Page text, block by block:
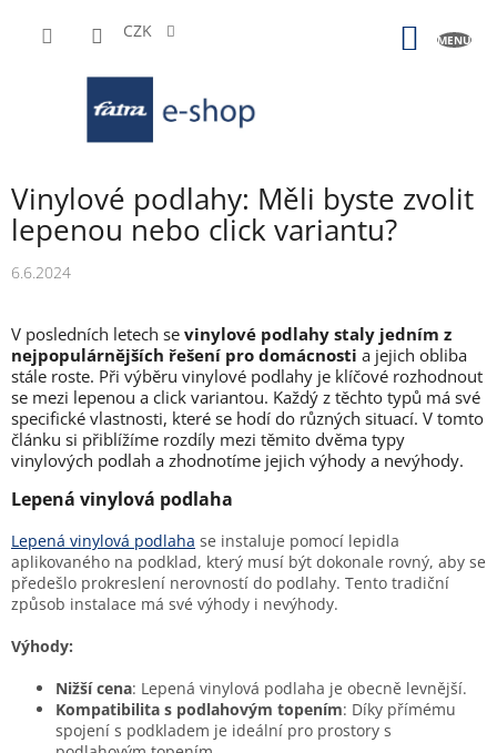
CZK
Vinylové podlahy: Měli byste zvolit
lepenou nebo click variantu?
6.6.2024
V posledních letech se vinylové podlahy staly jedním z
nejpopulárnějších řešení pro domácnosti a jejich obliba
stále roste. Při výběru vinylové podlahy je klíčové rozhodnout
se mezi lepenou a click variantou. Každý z těchto typů má své
specifické vlastnosti, které se hodí do různých situací. V tomto
článku si přiblížíme rozdíly mezi těmito dvěma typy
vinylových podlah a zhodnotíme jejich výhody a nevýhody.
Lepená vinylová podlaha
Lepená vinylová podlaha se instaluje pomocí lepidla
aplikovaného na podklad, který musí být dokonale rovný, aby se
předešlo prokreslení nerovností do podlahy. Tento tradiční
způsob instalace má své výhody i nevýhody.
Výhody:
Nižší cena: Lepená vinylová podlaha je obecně levnější.
Kompatibilita s podlahovým topením: Díky přímému
spojení s podkladem je ideální pro prostory s